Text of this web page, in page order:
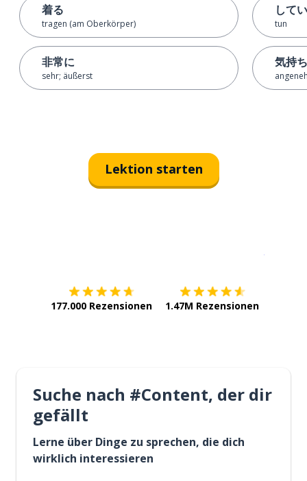
着る
tragen (am Oberkörper)
非常に
sehr; äußerst
して
tun
気持
Lektion starten
177.000 Rezensionen 1.47M Rezensionen
Suche nach #Content, der dir
gefällt
Lerne über Dinge zu sprechen, die dich
wirklich interessieren